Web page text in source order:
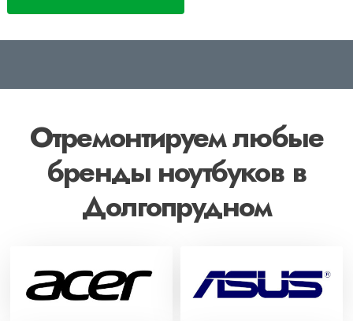
Отремонтируем любые
бренды ноутбуков в
Долгопрудном